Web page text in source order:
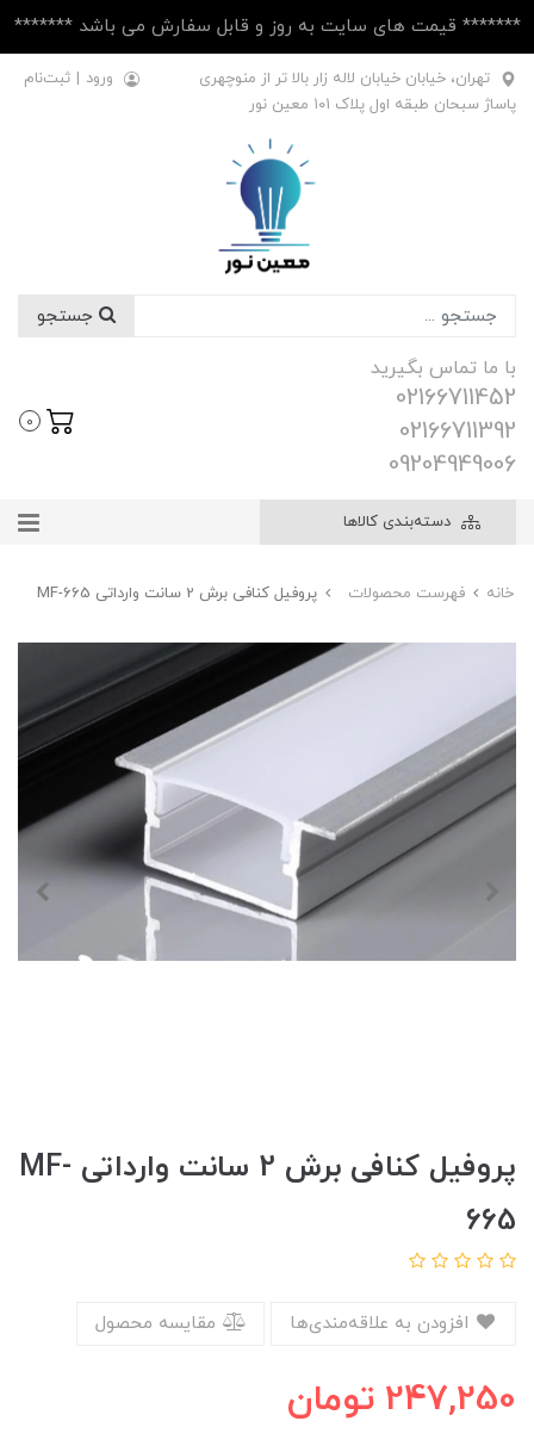
******* قیمت های سایت به روز و قابل سفارش می باشد *******
تهران، خیابان خیابان لاله زار بالا تر از منوچهری
پاساژ سبحان طبقه اول پلاک ۱۰1 معین نور
ورود | ثبت‌نام
با ما تماس بگیرید
02166711452
02166711392
09204949006
0
دسته‌بندی کالاها
خانه فهرست محصولات پروفیل کنافی برش 2 سانت وارداتی MF-665
پروفیل کنافی برش 2 سانت وارداتی MF-
665
مقایسه محصول
247,250 تومان